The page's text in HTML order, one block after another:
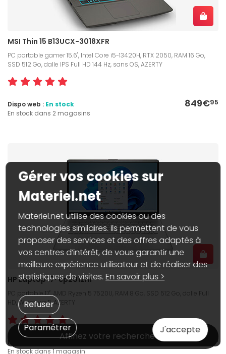
MSI Thin 15 B13UCX-3018XFR
PC portable gamer 15.6", Intel Core i5-13420H, RTX 2050, RAM 16 Go,
SSD 512 Go, dalle IPS Full HD 144 Hz, sans OS, AZERTY
849€95
Dispo web : En stock
En stock dans 2 magasins
HP Laptop 17-cp2012nf
PC portable 17", AMD Ryzen 5 7520U, RAM 8 Go, SSD 512 Go, dalle Full
HD, Windows 11, AZERTY
599€ 95
Dispo web :
En stock dans 1 magasin
Affinez votre recherche
Gérer vos cookies sur
Materiel.net
Materiel.net utilise des cookies ou des
technologies similaires. Ils permettent de vous
proposer des services et des offres adaptés à
vos centres d’intérêt, de vous garantir une
meilleure expérience utilisateur et de réaliser des
statistiques de visites.En savoir plus >
J'accepte
Paramétrer
Refuser